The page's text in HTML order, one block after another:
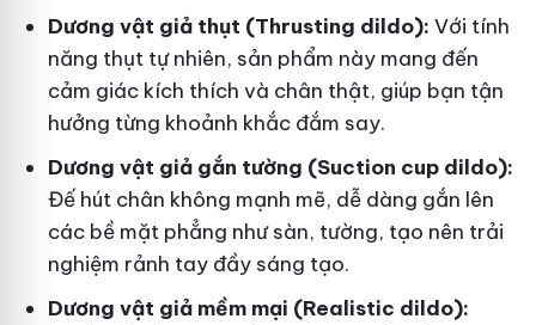
Dương vật giả thụt (Thrusting dildo): Với tính
năng thụt tự nhiên, sản phẩm này mang đến
cảm giác kích thích và chân thật, giúp bạn tận
hưởng từng khoảnh khắc đắm say.
Dương vật giả gắn tường (Suction cup dildo):
Đế hút chân không mạnh mẽ, dễ dàng gắn lên
các bề mặt phẳng như sàn, tường, tạo nên trải
nghiệm rảnh tay đầy sáng tạo.
Dương vật giả mềm mại (Realistic dildo):